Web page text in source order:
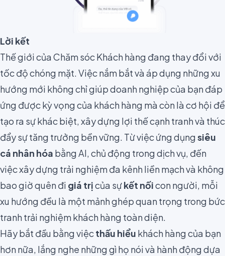
Lời kết
Thế giới của Chăm sóc Khách hàng đang thay đổi với
tốc độ chóng mặt. Việc nắm bắt và áp dụng những xu
hướng mới không chỉ giúp doanh nghiệp của bạn đáp
ứng được kỳ vọng của khách hàng mà còn là cơ hội để
tạo ra sự khác biệt, xây dựng lợi thế cạnh tranh và thúc
đẩy sự tăng trưởng bền vững. Từ việc ứng dụngsiêu
cá nhân hóa bằng AI, chủ động trong dịch vụ, đến
việc xây dựng trải nghiệm đa kênh liền mạch và không
bao giờ quên đi giá trịcủa sựkết nốicon người, mỗi
xu hướng đều là một mảnh ghép quan trọng trong bức
tranh trải nghiệm khách hàng toàn diện.
Hãy bắt đầu bằng việcthấu hiểu khách hàng của bạn
hơn nữa, lắng nghe những gì họ nói và hành động dựa